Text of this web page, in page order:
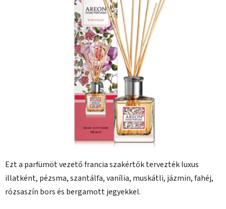
Ezt a parfümöt vezető francia szakértők tervezték luxus
illatként, pézsma, szantálfa, vanília, muskátli, jázmin, fahéj,
rózsaszín bors és bergamott jegyekkel.